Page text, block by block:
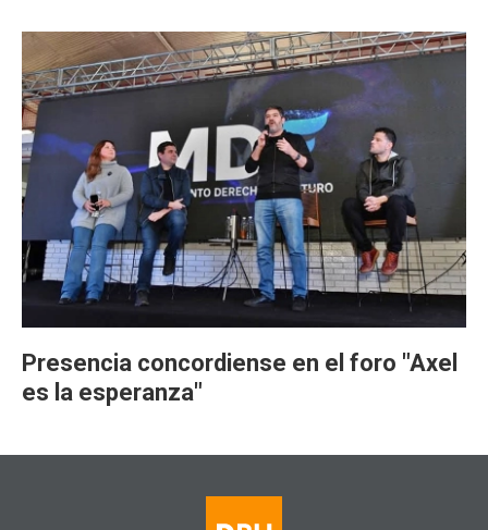
Presencia concordiense en el foro "Axel
es la esperanza"